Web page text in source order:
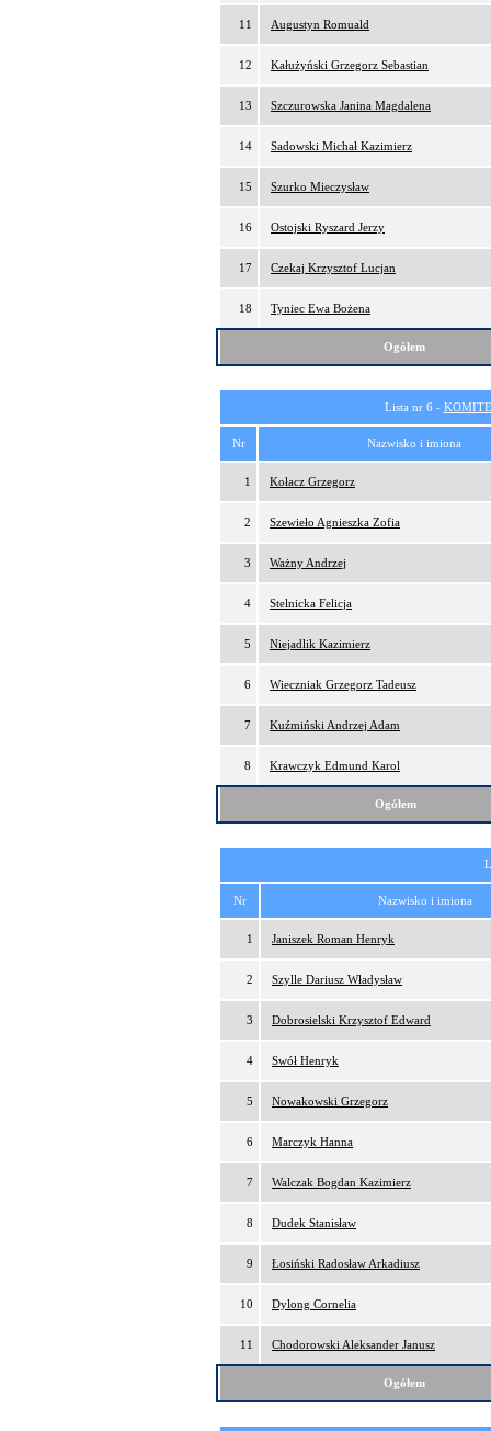
11 Augustyn Romuald
12 Kałużyński Grzegorz Sebastian
13 Szczurowska Janina Magdalena
14 Sadowski Michał Kazimierz
15 Szurko Mieczysław
16 Ostojski Ryszard Jerzy
17 Czekaj Krzysztof Lucjan
18 Tyniec Ewa Bożena
Ogółem
Lista nr 6 -
Nr Nazwisko i imiona
1 Kołacz Grzegorz
2 Szewieło Agnieszka Zofia
3 Ważny Andrzej
4 Stelnicka Felicja
5 Niejadlik Kazimierz
6 Wieczniak Grzegorz Tadeusz
7 Kuźmiński Andrzej Adam
8 Krawczyk Edmund Karol
Ogółem
Nr Nazwisko i imiona
1 Janiszek Roman Henryk
2 Szylle Dariusz Władysław
3 Dobrosielski Krzysztof Edward
4 Swół Henryk
5 Nowakowski Grzegorz
6 Marczyk Hanna
7 Walczak Bogdan Kazimierz
8 Dudek Stanisław
9 Łosiński Radosław Arkadiusz
10 Dylong Cornelia
11 Chodorowski Aleksander Janusz
Ogółem